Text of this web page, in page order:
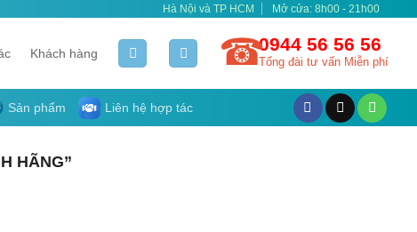
Hà Nội và TP HCM Mở cửa: 8h00 - 21h00
Khách hàng 0944 56 56 56
Tổng đài tư vấn Miễn phí
Sản phẩm Liên hệ hợp tác
HÃNG”